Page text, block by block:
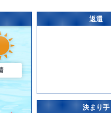
返還
決まり手